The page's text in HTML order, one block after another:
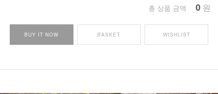
총 상품 금액 0 원
BUY IT NOW BASKET WISHLIST